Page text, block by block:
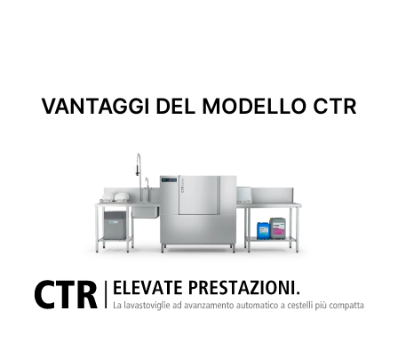
VANTAGGI DEL MODELLO CTR